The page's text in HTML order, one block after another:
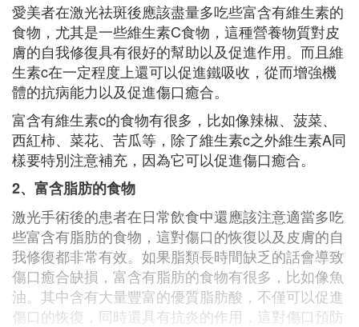
愛美者在激光祛斑後應該盡量多吃些富含有維生素的
食物，尤其是一些維生素C食物，這種營養物質對皮
膚的自我修復具有很好的幫助以及促進作用。而且維
生素c在一定程度上還可以促進鐵吸收，從而增強機
體的抗病能力以及促進傷口癒合。
富含有維生素c的食物有很多，比如像辣椒、菠菜、
西紅柿、菜花、苦瓜等，除了維生素c之外維生素A同
樣要特別注意補充，因為它可以促進傷口癒合。
2、富含脂肪的食物
激光手術後的患者在日常飲食中還應該注意適當多吃
些富含有脂肪的食物，這對傷口的恢復以及皮膚的自
我修復都非常有效。如果脂類長時間缺乏的話會導致
傷口癒合缺損，富含有脂肪的食物有很多，比如像魚
油。其中含有大量豐富的優質脂肪酸，不僅可以促進
傷口的恢復，同時還具有抗炎的作用，這對傷口預防